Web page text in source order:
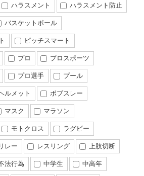
ハラスメント
ハラスメント防止
バスケットボール
ピッチスマート
プロ
プロスポーツ
プロ選手
プール
ルメット
ボブスレー
マスク
マラソン
モトクロス
ラグビー
リレー レスリング
上肢切断
法行為 中学生
中高年